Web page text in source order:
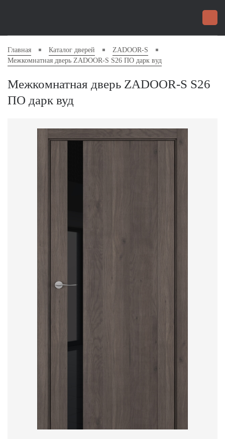
Главная Каталог дверей
ZADOOR-S
Межкомнатная дверь ZADOOR-S S26 ПО дарк вуд
Межкомнатная дверь ZADOOR-S S26
ПО дарк вуд